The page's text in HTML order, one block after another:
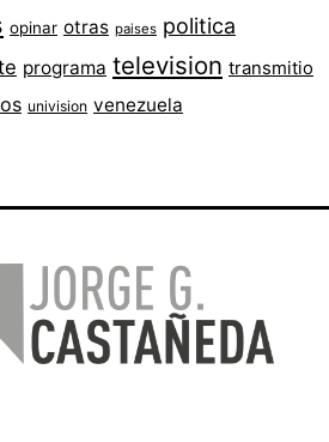
opinar otras paises politica
programa television transmitio
univision venezuela